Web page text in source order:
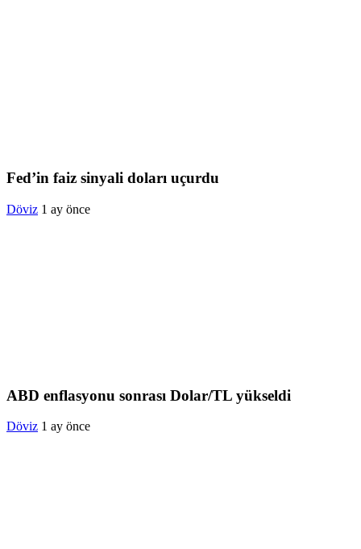
Fed’in faiz sinyali doları uçurdu
Döviz 1 ay önce
ABD enflasyonu sonrası Dolar/TL yükseldi
Döviz 1 ay önce